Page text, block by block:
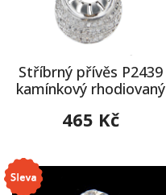
Stříbrný přívěs P2439
kamínkový rhodiovaný
465 Kč